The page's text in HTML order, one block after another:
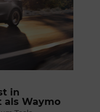
in
als Waymo